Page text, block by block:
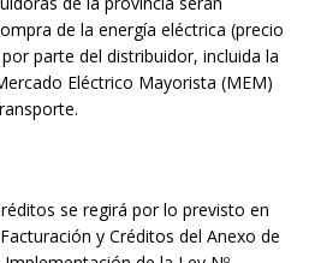
de la energía eléctrica (precio
parte del distribuidor, incluida la
Eléctrico Mayorista (MEM)
se regirá por lo previsto en
y Créditos del Anexo de